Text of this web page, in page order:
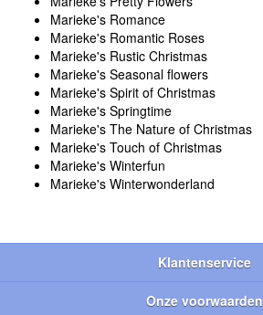
Marieke's Romance
Marieke's Romantic Roses
Marieke's Rustic Christmas
Marieke's Seasonal flowers
Marieke's Spirit of Christmas
Marieke's Springtime
Marieke's The Nature of Christmas
Marieke's Touch of Christmas
Marieke's Winterfun
Marieke's Winterwonderland
Klantenservice
Onze voorwaarden